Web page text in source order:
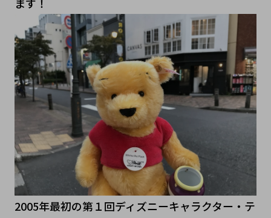
2005年最初の第１回ディズニーキャラクター・テ